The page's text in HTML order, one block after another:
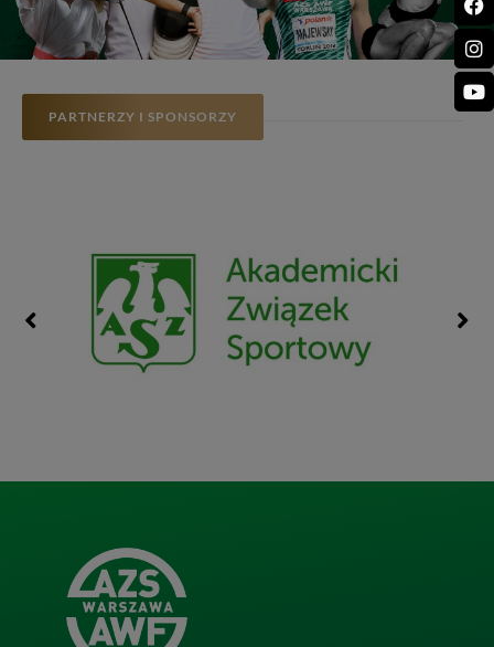
PARTNERZY I SPONSORZY